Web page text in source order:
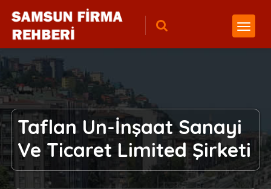
Taflan Un-İnşaat Sanayi
Ve Ticaret Limited Şirketi